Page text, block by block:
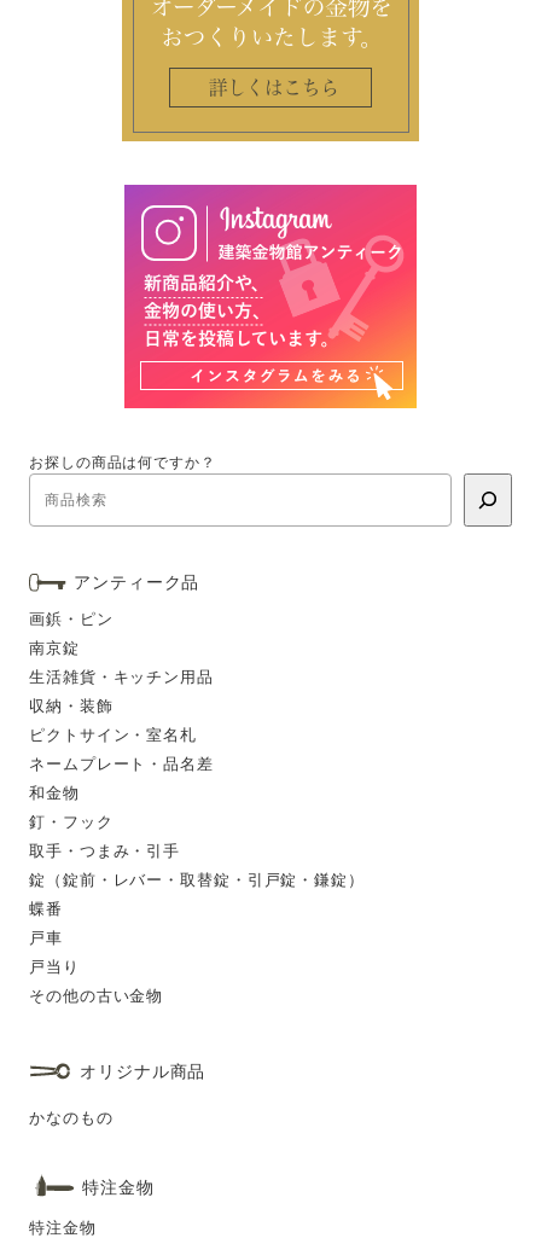
お探しの商品は何ですか？
アンティーク品
画鋲・ピン
南京錠
生活雑貨・キッチン用品
収納・装飾
ピクトサイン・室名札
ネームプレート・品名差
和金物
釘・フック
取手・つまみ・引手
錠（錠前・レバー・取替錠・引戸錠・鎌錠）
蝶番
戸車
戸当り
その他の古い金物
オリジナル商品
かなのもの
特注金物
特注金物